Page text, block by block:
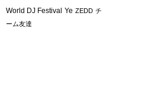
World DJ Festival Ye ZEDD チ
ーム友達